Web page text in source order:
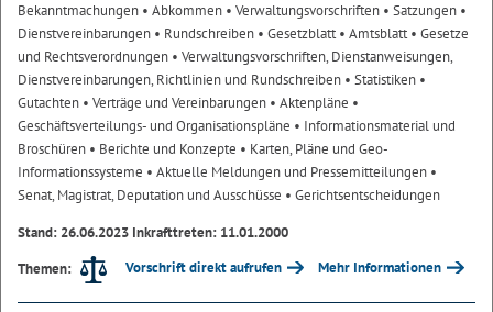
Bekanntmachungen • Abkommen • Verwaltungsvorschriften • Satzungen •
Dienstvereinbarungen • Rundschreiben • Gesetzblatt• Amtsblatt• Gesetze
und Rechtsverordnungen • Verwaltungsvorschriften, Dienstanweisungen,
Dienstvereinbarungen, Richtlinien und Rundschreiben • Statistiken •
Gutachten • Verträge und Vereinbarungen • Aktenpläne •
Geschäftsverteilungs- und Organisationspläne • Informationsmaterial und
Broschüren • Berichte und Konzepte • Karten, Pläne und Geo-
Informationssysteme • Aktuelle Meldungen und Pressemitteilungen •
Senat, Magistrat, Deputation und Ausschüsse • Gerichtsentscheidungen
Stand: 26.06.2023 Inkrafttreten: 11.01.2000
Themen:
Vorschrift direkt aufrufen Mehr Informationen